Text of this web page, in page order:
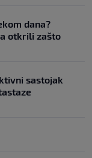
dana?
otkrili zašto
sastojak